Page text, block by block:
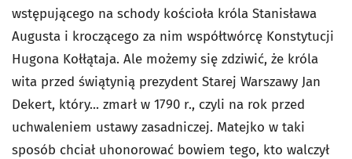
wstępującego na schody kościoła króla Stanisława
Augusta i kroczącego za nim współtwórcę Konstytucji
Hugona Kołłątaja. Ale możemy się zdziwić, że króla
wita przed świątynią prezydent Starej Warszawy Jan
Dekert, który... zmarł w 1790 r., czyli na rok przed
uchwaleniem ustawy zasadniczej. Matejko w taki
sposób chciał uhonorować bowiem tego, kto walczył